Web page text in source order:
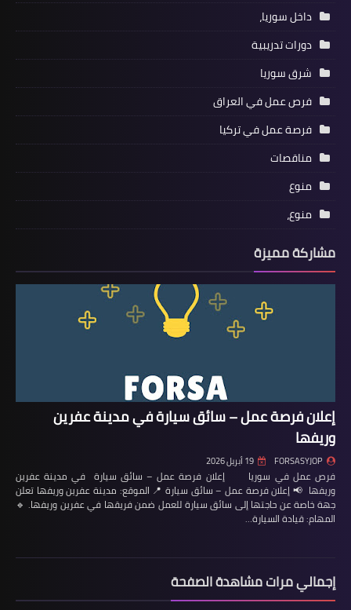
داخل سوريا،
دورات تدريبية
شرق سوريا
فرص عمل في العراق
فرصة عمل في تركيا
مناقصات
منوع
منوع،
مشاركة مميزة
إعلان فرصة عمل – سائق سيارة في مدينة عفرين
وريفها
FORSASYJOP 19 أبريل 2026
فرص عمل في سوريا إعلان فرصة عمل – سائق سيارة في مدينة عفرين
وريفها 📢 إعلان فرصة عمل – سائق سيارة 📍 الموقع: مدينة عفرين وريفها تعلن
جهة خاصة عن حاجتها إلى سائق سيارة للعمل ضمن فريقها في عفرين وريفها. 🔹
المهام: قيادة السيارة…
إجمالي مرات مشاهدة الصفحة